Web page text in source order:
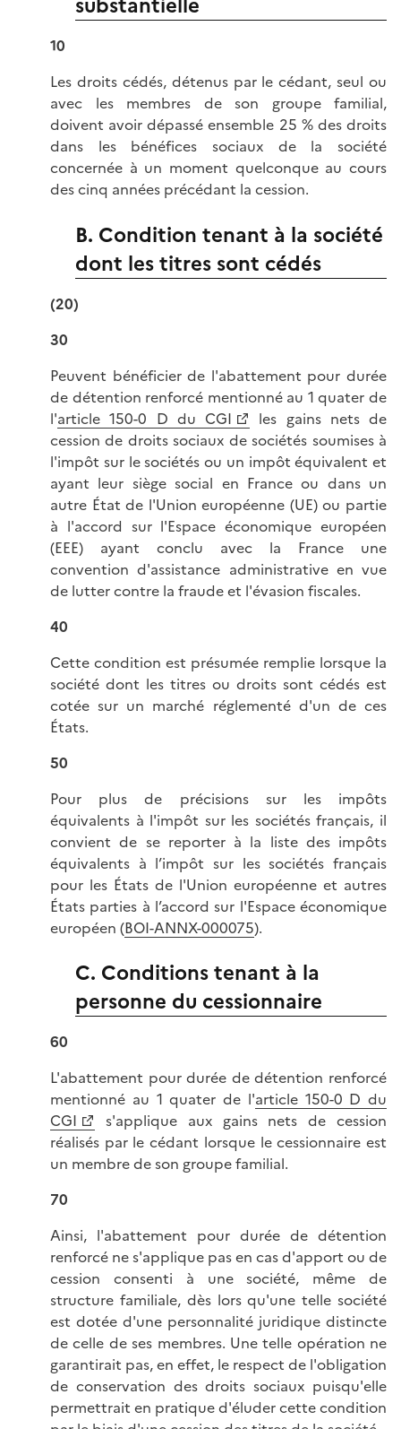
10
Les droits cédés, détenus par le cédant, seul ou
avec les membres de son groupe familial,
doivent avoir dépassé ensemble 25 % des droits
dans les bénéfices sociaux de la société
concernée à un moment quelconque au cours
des cinq années précédant la cession.
B. Condition tenant à la société
dont les titres sont cédés
(20)
30
Peuvent bénéficier de l'abattement pour durée
de détention renforcé mentionné au 1 quater de
l'article 150-0 D du CGI
les gains nets de
cession de droits sociaux de sociétés soumises à
l'impôt sur le sociétés ou un impôt équivalent et
ayant leur siège social en France ou dans un
autre État de l'Union européenne (UE) ou partie
à l'accord sur l'Espace économique européen
(EEE) ayant conclu avec la France une
convention d'assistance administrative en vue
de lutter contre la fraude et l'évasion fiscales.
40
Cette condition est présumée remplie lorsque la
société dont les titres ou droits sont cédés est
cotée sur un marché réglementé d'un de ces
États.
50
Pour plus de précisions sur les impôts
équivalents à l'impôt sur les sociétés français, il
convient de se reporter à la liste des impôts
équivalents à l’impôt sur les sociétés français
pour les États de l'Union européenne et autres
États parties à l’accord sur l'Espace économique
européen (BOI-ANNX-000075).
C. Conditions tenant à la
personne du cessionnaire
60
L'abattement pour durée de détention renforcé
mentionné au 1 quater de l'article 150-0 D du
CGI
s'applique aux gains nets de cession
réalisés par le cédant lorsque le cessionnaire est
un membre de son groupe familial.
70
Ainsi, l'abattement pour durée de détention
renforcé ne s'applique pas en cas d'apport ou de
cession consenti à une société, même de
structure familiale, dès lors qu'une telle société
est dotée d'une personnalité juridique distincte
de celle de ses membres. Une telle opération ne
garantirait pas, en effet, le respect de l'obligation
de conservation des droits sociaux puisqu'elle
permettrait en pratique d'éluder cette condition